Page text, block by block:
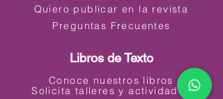
Quiero publicar en la revista
Preguntas Frecuentes
Libros de Texto
Conoce nuestros libros
Solicita talleres y actividades